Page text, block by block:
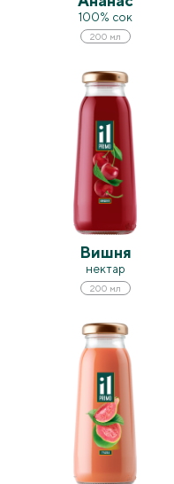
100% сок
200 мл
Вишня
нектар
200 мл